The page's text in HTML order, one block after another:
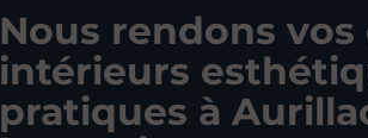
Nous rendons vos
intérieurs
pratiques à